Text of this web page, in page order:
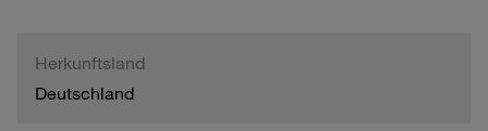
Herkunftsland
Deutschland